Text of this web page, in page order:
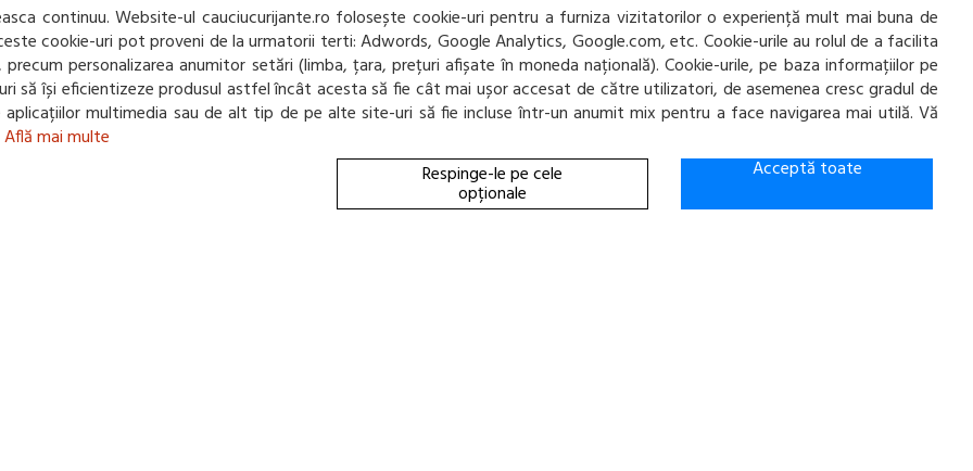
continuu. Website-ul cauciucurijante.ro folosește cookie-uri pentru a furniza vizitatorilor o experiență mult mai buna de
cookie-uri pot proveni de la urmatorii terti: Adwords, Google Analytics, Google.com, etc. Cookie-urile au rolul de a facilita
personalizarea anumitor setări (limba, țara, prețuri afișate în moneda națională). Cookie-urile, pe baza informațiilor pe
să își eficientizeze produsul astfel încât acesta să fie cât mai ușor accesat de către utilizatori, de asemenea cresc gradul de
multimedia sau de alt tip de pe alte site-uri să fie incluse într-un anumit mix pentru a face navigarea mai utilă. Vă
Află mai multe
Respinge-le pe cele
opționale
Acceptă toate
323,26 Lei / buc
(pret cu TVA inclus)
Disponibil in 3-4 zile
ADAUGA IN COS!
70 db
ANVELOPA VARA KUMHO ECSTA HS52 195/55/R15 85V